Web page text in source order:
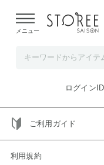
よる配送遅延が発生し
メニュー
ご指定のアイテムは取
トップへ戻る
ログイン
ご利用ガイド
利用規約